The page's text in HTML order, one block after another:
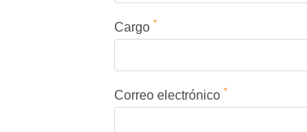
Cargo *
Correo electrónico *